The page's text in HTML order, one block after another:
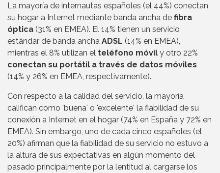
La mayoría de internautas españoles (el 44%) conectan
su hogar a Internet mediante banda ancha de fibra
óptica (31% en EMEA). El 14% tienen un servicio
estándar de banda ancha ADSL (14% en EMEA),
mientras el 8% utilizan el teléfono móvil y otro 22%
conectan su portátil a través de datos móviles
(14% y 26% en EMEA, respectivamente).
Con respecto a la calidad del servicio, la mayoría
califican como 'buena' o 'excelente' la fiabilidad de su
conexión a Internet en el hogar (74% en España y 72% en
EMEA). Sin embargo, uno de cada cinco españoles (el
20%) afirman que la fiabilidad de su servicio no estuvo a
la altura de sus expectativas en algún momento del
pasado principalmente por la lentitud al cargarse los